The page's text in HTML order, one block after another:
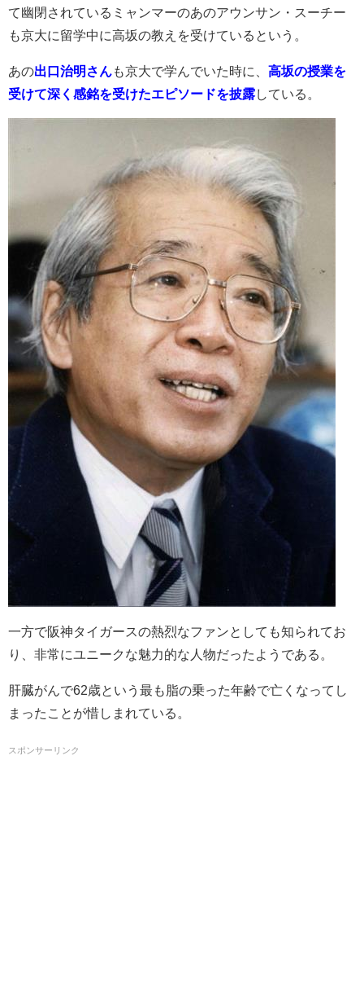
て幽閉されているミャンマーのあのアウンサン・スーチー
も京大に留学中に高坂の教えを受けているという。
あの出口治明さん も京大で学んでいた時に、 高坂の授業を
受けて深く感銘を受けたエピソードを披露している。
一方で阪神タイガースの熱烈なファンとしても知られてお
り、非常にユニークな魅力的な人物だったようである。
肝臓がんで62歳という最も脂の乗った年齢で亡くなってし
まったことが惜しまれている。
スポンサーリンク